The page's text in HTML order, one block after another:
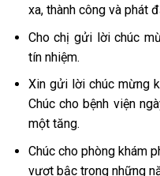
xa, thành công và phát
Cho chị gửi lời chúc
tín nhiệm.
Xin gửi lời chúc mừng
Chúc cho bệnh viện
một tăng.
Chúc cho phòng khám
vượt bậc trong những